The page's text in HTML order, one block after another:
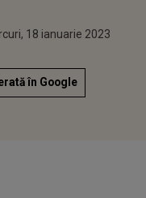
18 ianuarie 2022
18 ianuarie 2023
în Google